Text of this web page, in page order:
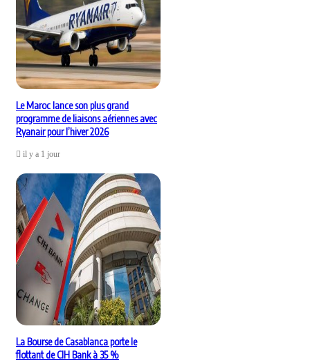
Le Maroc lance son plus grand
programme de liaisons aériennes avec
Ryanair pour l’hiver 2026
il y a 1 jour
La Bourse de Casablanca porte le
flottant de CIH Bank à 35 %